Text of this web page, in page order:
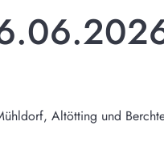
Altötting und